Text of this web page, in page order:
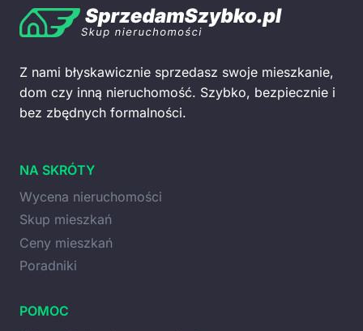
Z nami błyskawicznie sprzedasz swoje mieszkanie,
dom czy inną nieruchomość. Szybko, bezpiecznie i
bez zbędnych formalności.
NA SKRÓTY
Wycena nieruchomości
Skup mieszkań
Ceny mieszkań
Poradniki
POMOC